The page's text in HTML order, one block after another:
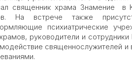
священник храма Знамение в
На встрече также
психиатрические
руководители и сотрудники
священнослужителей и